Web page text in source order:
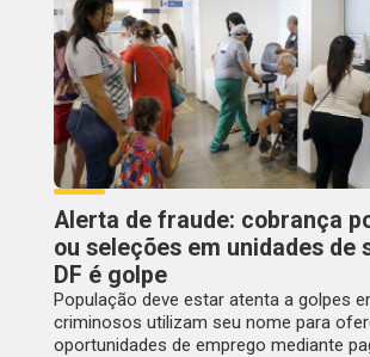
Alerta de fraude: cobrança
ou seleções em unidades de
DF é golpe
População deve estar atenta a golpes
criminosos utilizam seu nome para
oportunidades de emprego mediante